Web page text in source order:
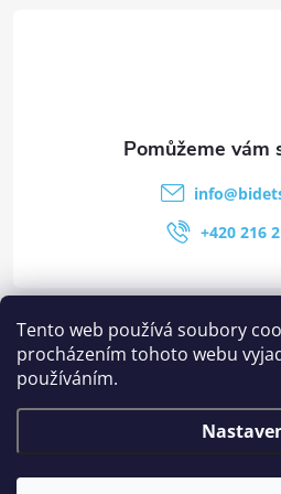
Tento web používá soubory
procházením tohoto webu
používáním.
Kategorie
Stránky
Ostatní informace
info@
+420 216